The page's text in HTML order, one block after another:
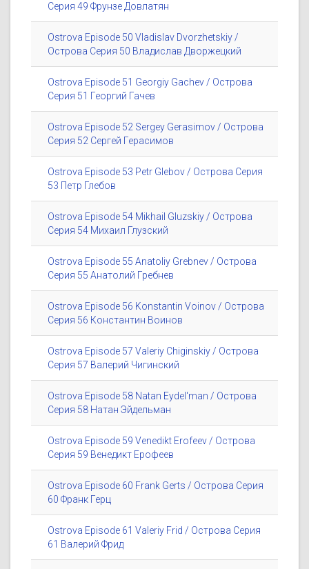
Серия 49 Фрунзе Довлатян
Ostrova Episode 50 Vladislav Dvorzhetskiy /
Острова Серия 50 Владислав Дворжецкий
Ostrova Episode 51 Georgiy Gachev / Острова
Серия 51 Георгий Гачев
Ostrova Episode 52 Sergey Gerasimov / Острова
Серия 52 Сергей Герасимов
Ostrova Episode 53 Petr Glebov / Острова Серия
53 Петр Глебов
Ostrova Episode 54 Mikhail Gluzskiy / Острова
Серия 54 Михаил Глузский
Ostrova Episode 55 Anatoliy Grebnev / Острова
Серия 55 Анатолий Гребнев
Ostrova Episode 56 Konstantin Voinov / Острова
Серия 56 Константин Воинов
Ostrova Episode 57 Valeriy Chiginskiy / Острова
Серия 57 Валерий Чигинский
Ostrova Episode 58 Natan Eydel'man / Острова
Серия 58 Натан Эйдельман
Ostrova Episode 59 Venedikt Erofeev / Острова
Серия 59 Венедикт Ерофеев
Ostrova Episode 60 Frank Gerts / Острова Серия
60 Франк Герц
Ostrova Episode 61 Valeriy Frid / Острова Серия
61 Валерий Фрид